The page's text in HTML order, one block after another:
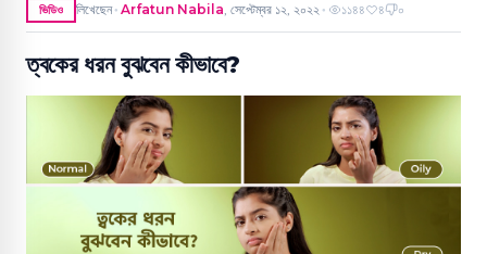
ভিডিও লিখেছেন ● Arfatun Nabila, সেপ্টেম্বর ১২, ২০২২ ● ১১৪৪ ৪ ০
ত্বকের ধরন বুঝবেন কীভাবে?